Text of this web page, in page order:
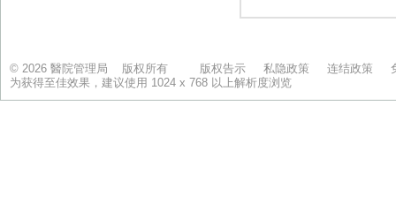
© 2026 醫院管理局 版权所有 版权告示 私隐政策 连结政策
为获得至佳效果，建议使用 1024 x 768 以上解析度浏览